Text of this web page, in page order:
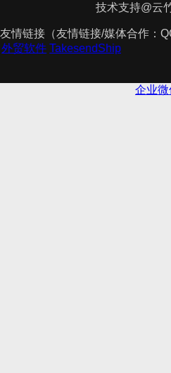
技术支持@云
友情链接（友情链接/媒体合作：
外贸软件 TakesendShip
企业微